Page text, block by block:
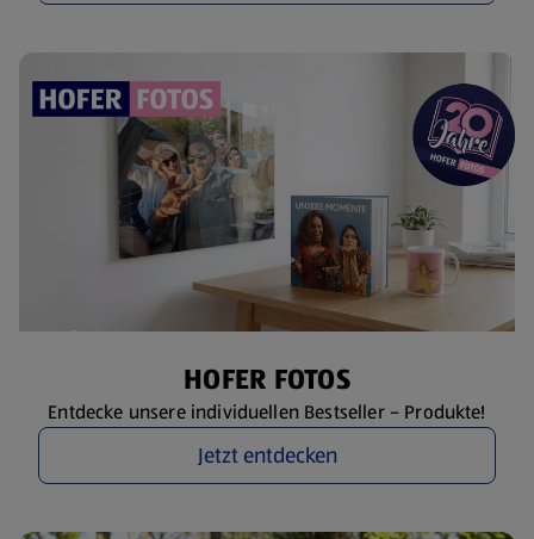
HOFER FOTOS
Entdecke unsere individuellen Bestseller – Produkte!
Jetzt entdecken